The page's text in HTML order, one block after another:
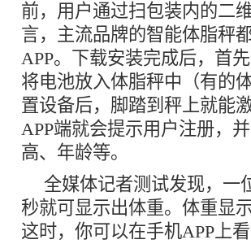
前，用户通过扫包装内的二
言，主流品牌的智能体脂秤
APP。下载安装完成后，首
将电池放入体脂秤中（有的
置设备后，脚踏到秤上就能
APP端就会提示用户注册，
高、年龄等。
全媒体记者测试发现，一
秒就可显示出体重。体重显
这时，你可以在手机APP上